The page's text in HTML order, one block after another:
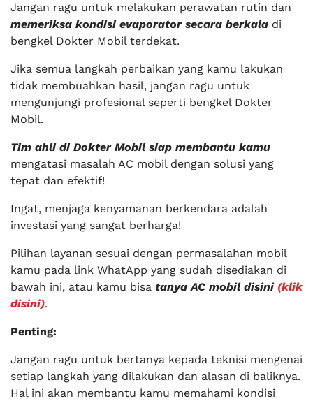
Jangan ragu untuk melakukan perawatan rutin dan
memeriksa kondisi evaporator secara berkala di
bengkel Dokter Mobil terdekat.
Jika semua langkah perbaikan yang kamu lakukan
tidak membuahkan hasil, jangan ragu untuk
mengunjungi profesional seperti bengkel Dokter
Mobil.
Tim ahli di Dokter Mobil siap membantu kamu
mengatasi masalah AC mobil dengan solusi yang
tepat dan efektif!
Ingat, menjaga kenyamanan berkendara adalah
investasi yang sangat berharga!
Pilihan layanan sesuai dengan permasalahan mobil
kamu pada link WhatApp yang sudah disediakan di
bawah ini, atau kamu bisa tanya AC mobil disini (klik
disini).
Penting:
Jangan ragu untuk bertanya kepada teknisi mengenai
setiap langkah yang dilakukan dan alasan di baliknya.
Hal ini akan membantu kamu memahami kondisi